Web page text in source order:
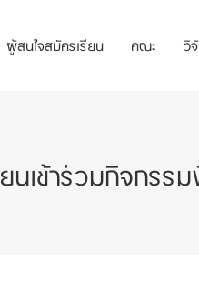
ผู้สนใจสมัครเรียน คณะ วิ
นเข้าร่วมกิจกร